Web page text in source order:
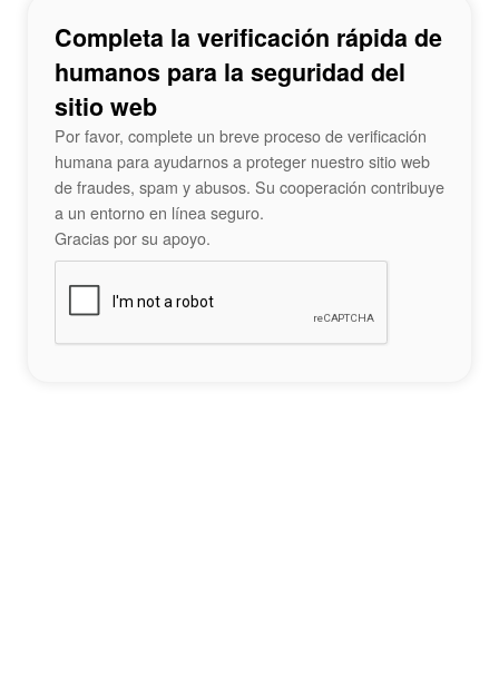
Completa la verificación rápida de
humanos para la seguridad del
sitio web
Por favor, complete un breve proceso de verificación
humana para ayudarnos a proteger nuestro sitio web
de fraudes, spam y abusos. Su cooperación contribuye
a un entorno en línea seguro.
Gracias por su apoyo.